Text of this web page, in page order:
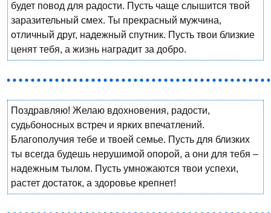
будет повод для радости. Пусть чаще слышится твой
заразительный смех. Ты прекрасный мужчина,
отличный друг, надежный спутник. Пусть твои близкие
ценят тебя, а жизнь наградит за добро.
Поздравляю! Желаю вдохновения, радости,
судьбоносных встреч и ярких впечатлений.
Благополучия тебе и твоей семье. Пусть для близких
ты всегда будешь нерушимой опорой, а они для тебя –
надежным тылом. Пусть умножаются твои успехи,
растет достаток, а здоровье крепнет!